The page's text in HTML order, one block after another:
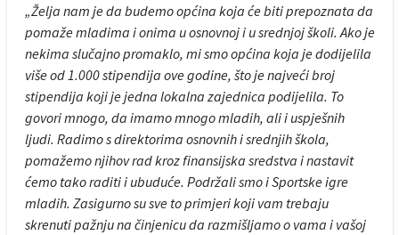
„Želja nam je da budemo općina koja će biti prepoznata da
pomaže mladima i onima u osnovnoj i u srednjoj školi. Ako je
nekima slučajno promaklo, mi smo općina koja je dodijelila
više od 1.000 stipendija ove godine, što je najveći broj
stipendija koji je jedna lokalna zajednica podijelila. To
govori mnogo, da imamo mnogo mladih, ali i uspješnih
ljudi. Radimo s direktorima osnovnih i srednjih škola,
pomažemo njihov rad kroz finansijska sredstva i nastavit
ćemo tako raditi i ubuduće. Podržali smo i Sportske igre
mladih. Zasigurno su sve to primjeri koji vam trebaju
skrenuti pažnju na činjenicu da razmišljamo o vama i vašoj